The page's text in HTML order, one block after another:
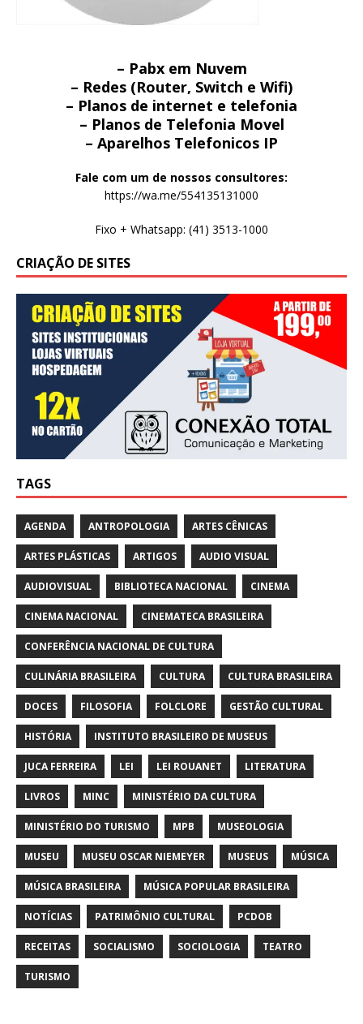
– Pabx em Nuvem
– Redes (Router, Switch e Wifi)
– Planos de internet e telefonia
– Planos de Telefonia Movel
– Aparelhos Telefonicos IP
Fale com um de nossos consultores:
https://wa.me/554135131000
Fixo + Whatsapp: (41) 3513-1000
CRIAÇÃO DE SITES
TAGS
AGENDA ANTROPOLOGIA ARTES CÊNICAS
ARTES PLÁSTICAS ARTIGOS AUDIO VISUAL
AUDIOVISUAL BIBLIOTECA NACIONAL CINEMA
CINEMA NACIONAL CINEMATECA BRASILEIRA
CONFERÊNCIA NACIONAL DE CULTURA
CULINÁRIA BRASILEIRA CULTURA CULTURA BRASILEIRA
DOCES FILOSOFIA FOLCLORE GESTÃO CULTURAL
HISTÓRIA INSTITUTO BRASILEIRO DE MUSEUS
JUCA FERREIRA LEI LEI ROUANET LITERATURA
LIVROS MINC MINISTÉRIO DA CULTURA
MINISTÉRIO DO TURISMO MPB MUSEOLOGIA
MUSEU MUSEU OSCAR NIEMEYER MUSEUS MÚSICA
MÚSICA BRASILEIRA MÚSICA POPULAR BRASILEIRA
NOTÍCIAS PATRIMÔNIO CULTURAL PCDOB
RECEITAS SOCIALISMO SOCIOLOGIA TEATRO
TURISMO